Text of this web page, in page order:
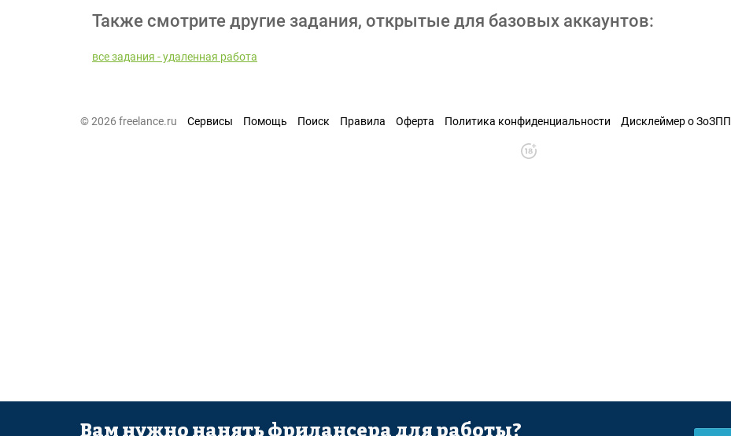
Также смотрите другие задания, открытые для базовых аккаунтов:
все задания - удаленная работа
© 2026 freelance.ru Сервисы Помощь Поиск Правила Оферта Политика конфиденциальности Дисклеймер о ЗоЗПП
Вам нужно нанять фрилансера для работы?